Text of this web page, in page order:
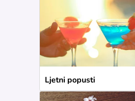
Ljetni popusti